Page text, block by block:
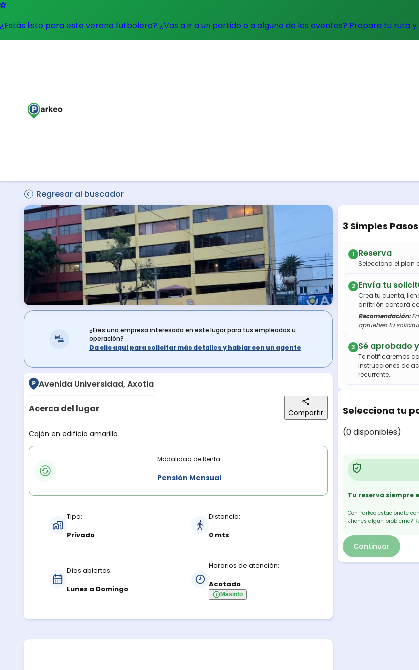
⚽
¿Estás listo para este verano futbolero? ¿Vas a ir a un partido o a alguno de los eventos? Prepara tu ruta
Regresar al buscador
¿Eres una empresa interesada en este lugar para tus empleados u
operación?
Da clic aquí para solicitar más detalles y hablar con un agente
Avenida Universidad, Axotla
Acerca del lugar Compartir
Descripción del lugar
Cajón en edificio amarillo
Modalidades de renta
Modalidad de Renta
Pensión Mensual
Tipo:
Privado
Distancia:
0 mts
Días abiertos:
Lunes a Domingo
Horarios de atención:
Acotado
Másinfo
3 Simples
1 Reserva
Selecciona el plan
2 Envía tu
Crea tu cuenta,
anfitrión contará
Recomendación:
aprueben tu
3 Sé aprobado
Te notificaremos
instrucciones de
recurrente.
Selecciona tu
(0 disponibles)
Tu reserva siempre
Con Parkeo estaciónate
¿Tienes algún problema?
Continuar